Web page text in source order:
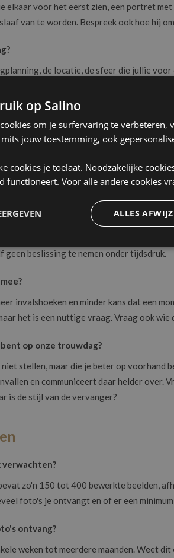
elkaar voor het eerst zien, een portret
van te worden. Bespreek ook hoe hij
de locatie, de sfeer die jullie
en mist minder momenten.
in de prijs?
aanwezig is en tot hoe laat. Begint
voor wat er uiteindelijk vastgelegd wordt.
uitloopt?
Weet op voorhand wat een extra
geen beslissing te nemen onder tijdsdruk.
invalshoeken en minder kans dat een
het is een nuttige vraag. Vraag ook
op onze trouwdag?
stellen, maar die je beter op
en communiceert daar helder
is de stijl van de vervanger?
zo'n 150 tot 400 bewerkte beelden,
foto's je ontvangt en of er een
ontvang?
weken tot meerdere maanden. Weet
op Salino
om je surfervaring te
jouw toestemming, ook
cookies je toelaat. Noodzakelijke
functioneert. Voor alle andere cookies
ALLES